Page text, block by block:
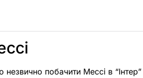
побачити Мессі в